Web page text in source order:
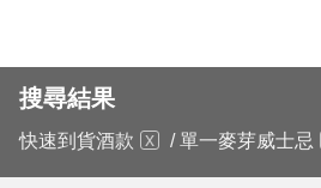
搜尋結果
快速到貨酒款 / 單一麥芽威士忌